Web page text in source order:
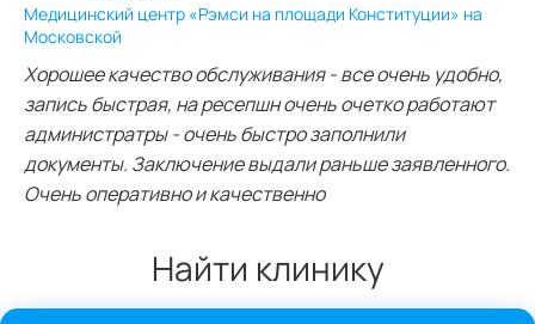
Медицинский центр «Рэмси на площади Конституции» на
Московской
Хорошее качество обслуживания - все очень удобно,
запись быстрая, на ресепшн очень очетко работают
администратры - очень быстро заполнили
документы. Заключение выдали раньше заявленного.
Очень оперативно и качественно
Найти клинику